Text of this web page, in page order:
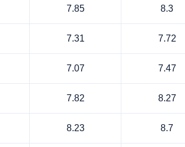
7.85 8.3
7.31 7.72
7.07 7.47
7.82 8.27
8.23 8.7